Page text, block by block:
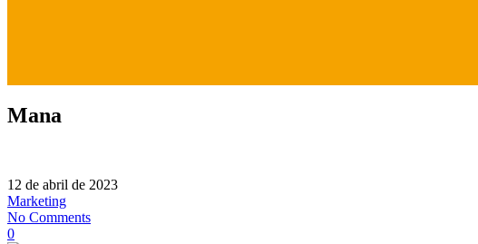
Mana
12 de abril de 2023
Marketing
No Comments
0